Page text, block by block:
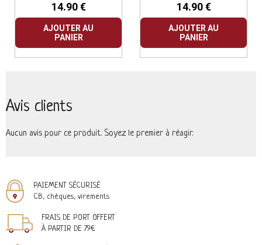
14.90 €
AJOUTER AU
PANIER
14.90 €
AJOUTER AU
PANIER
Avis clients
Aucun avis pour ce produit. Soyez le premier à réagir.
PAIEMENT SÉCURISÉ
CB, chèques, virements
FRAIS DE PORT OFFERT
À PARTIR DE 79€